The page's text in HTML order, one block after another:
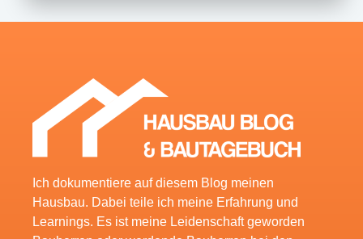
Ich dokumentiere auf diesem Blog meinen
Hausbau. Dabei teile ich meine Erfahrung und
Learnings. Es ist meine Leidenschaft geworden